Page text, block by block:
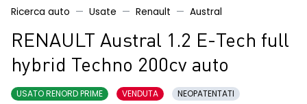
Ricerca auto Usate Renault Austral
RENAULT Austral 1.2 E-Tech full
hybrid Techno 200cv auto
USATO RENORD PRIME VENDUTA
NEOPATENTATI